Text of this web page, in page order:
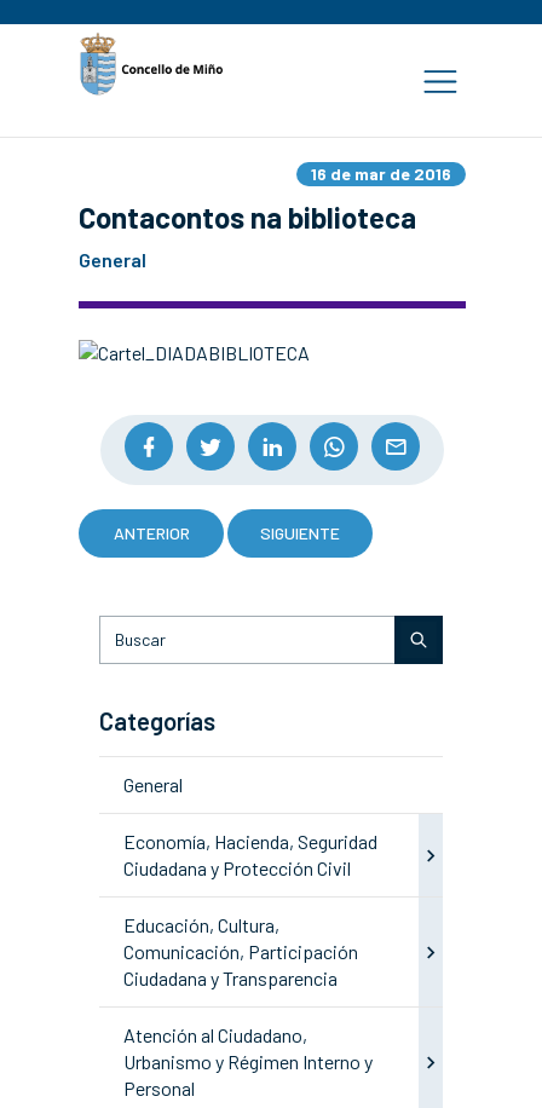
16 de mar de 2016
Contacontos na biblioteca
General
ANTERIOR SIGUIENTE
Categorías
General
Economía, Hacienda, Seguridad
Ciudadana y Protección Civil
Educación, Cultura,
Comunicación, Participación
Ciudadana y Transparencia
Atención al Ciudadano,
Urbanismo y Régimen Interno y
Personal